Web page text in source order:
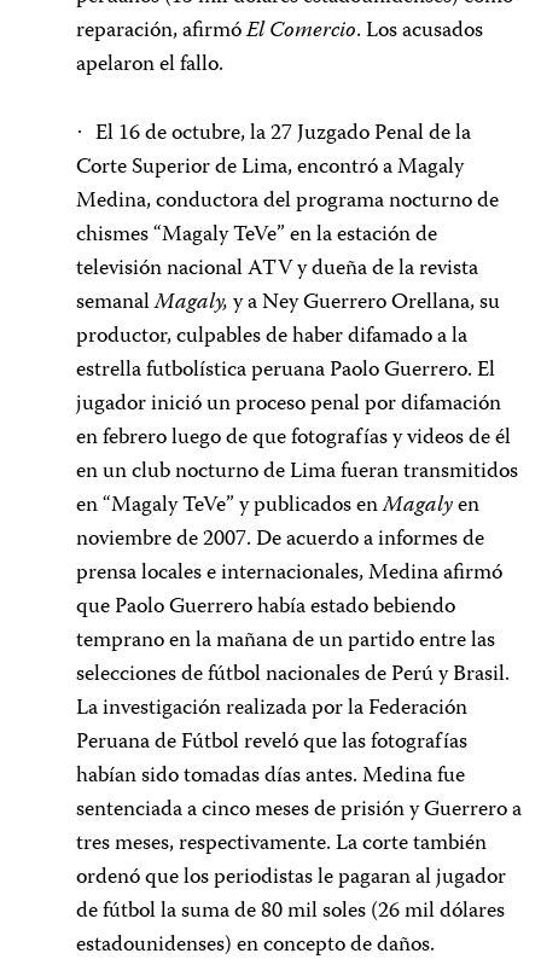
reparación, afirmóEl Comercio. Los acusados
apelaron el fallo.
· El 16 de octubre, la 27 Juzgado Penal de la
Corte Superior de Lima, encontró a Magaly
Medina, conductora del programa nocturno de
chismes “Magaly TeVe” en la estación de
televisión nacional ATV y dueña de la revista
semanalMagaly,y a Ney Guerrero Orellana, su
productor, culpables de haber difamado a la
estrella futbolística peruana Paolo Guerrero. El
jugador inició un proceso penal por difamación
en febrero luego de que fotografías y videos de él
en un club nocturno de Lima fueran transmitidos
en “Magaly TeVe” y publicados enMagalyen
noviembre de 2007. De acuerdo a informes de
prensa locales e internacionales, Medina afirmó
que Paolo Guerrero había estado bebiendo
temprano en la mañana de un partido entre las
selecciones de fútbol nacionales de Perú y Brasil.
La investigación realizada por la Federación
Peruana de Fútbol reveló que las fotografías
habían sido tomadas días antes. Medina fue
sentenciada a cinco meses de prisión y Guerrero a
tres meses, respectivamente. La corte también
ordenó que los periodistas le pagaran al jugador
de fútbol la suma de 80 mil soles (26 mil dólares
estadounidenses) en concepto de daños.